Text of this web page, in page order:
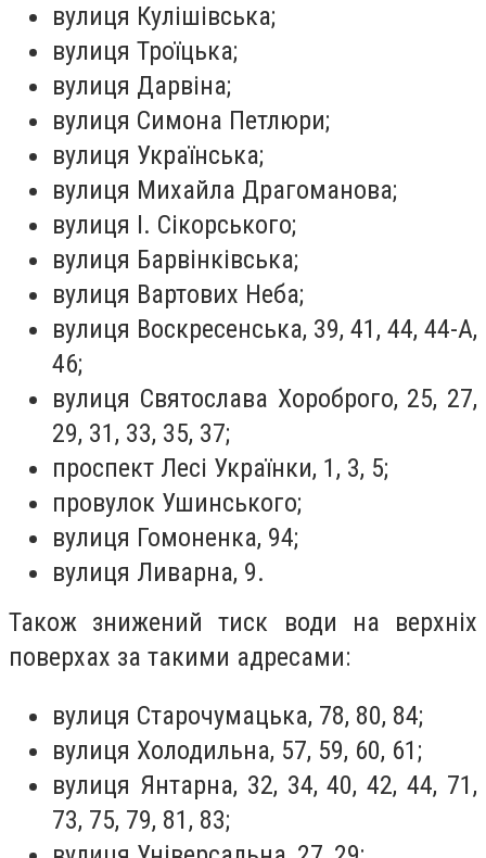
вулиця Кулішівська;
вулиця Троїцька;
вулиця Дарвіна;
вулиця Симона Петлюри;
вулиця Українська;
вулиця Михайла Драгоманова;
вулиця І. Сікорського;
вулиця Барвінківська;
вулиця Вартових Неба;
вулиця Воскресенська, 39, 41, 44, 44-А,
46;
вулиця Святослава Хороброго, 25, 27,
29, 31, 33, 35, 37;
проспект Лесі Українки, 1, 3, 5;
провулок Ушинського;
вулиця Гомоненка, 94;
вулиця Ливарна, 9.
Також знижений тиск води на верхніх
поверхах за такими адресами:
вулиця Старочумацька, 78, 80, 84;
вулиця Холодильна, 57, 59, 60, 61;
вулиця Янтарна, 32, 34, 40, 42, 44, 71,
73, 75, 79, 81, 83;